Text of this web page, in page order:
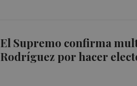
El Supremo confirma
Rodríguez por hacer